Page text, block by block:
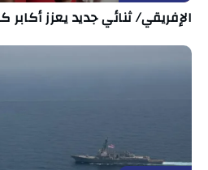
الإفريقي/ ثنائي جديد يعزز أكابر